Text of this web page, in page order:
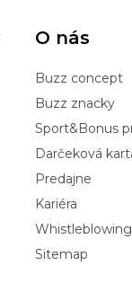
O nás
Buzz concept
Buzz znacky
Sport&Bonus
Darčeková
Predajne
Kariéra
Sitemap